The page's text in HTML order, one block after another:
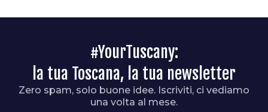
#YourTuscany:
la tua Toscana, la tua newsletter
Zero spam, solo buone idee. Iscriviti, ci vediamo
una volta al mese.